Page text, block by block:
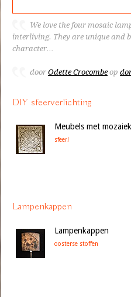
We love the four mosaic
interliving. They are unique and
character…
door Odette Crocombeop
DIY sfeerverlichting
Meubels met
sfeer!
Lampenkappen
Lampenkappen
oosterse stoffen